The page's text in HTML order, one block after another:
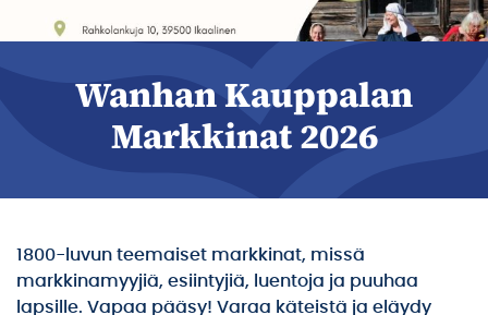
Wanhan Kauppalan
Markkinat 2026
1800-luvun teemaiset markkinat, missä
markkinamyyjiä, esiintyjiä, luentoja ja puuhaa
lapsille. Vapaa pääsy! Varaa käteistä ja eläydy